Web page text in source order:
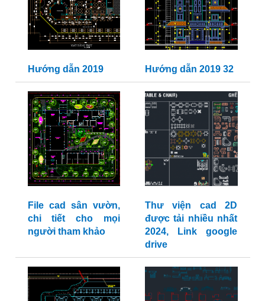
Hướng dẫn 2019 Hướng dẫn 2019 32
File cad sân vườn,
chi tiết cho mọi
người tham khảo
Thư viện cad 2D
được tải nhiều nhất
2024, Link google
drive